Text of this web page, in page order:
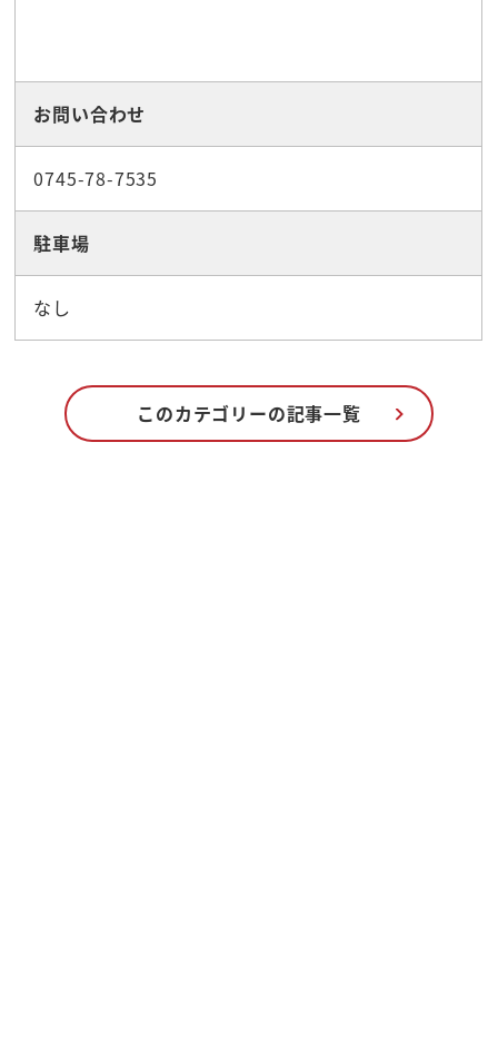
お問い合わせ
0745-78-7535
駐車場
なし
このカテゴリーの記事一覧